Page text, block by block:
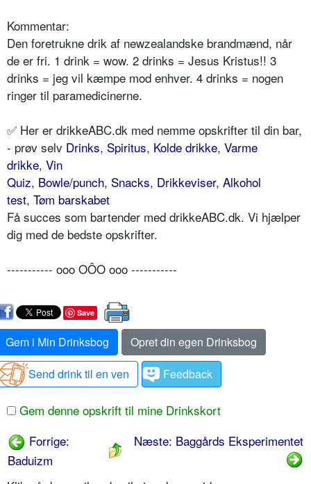
Kommentar:
Den foretrukne drik af newzealandske brandmænd, når
de er fri. 1 drink = wow. 2 drinks = Jesus Kristus!! 3
drinks = jeg vil kæmpe mod enhver. 4 drinks = nogen
ringer til paramedicinerne.
✅ Her er drikkeABC.dk med nemme opskrifter til din bar,
- prøv selv Drinks, Spiritus, Kolde drikke, Varme
drikke, Vin
Quiz, Bowle/punch, Snacks, Drikkeviser, Alkohol
test, Tøm barskabet
Få succes som bartender med drikkeABC.dk. Vi hjælper
dig med de bedste opskrifter.
----------- ooo OÔO ooo -----------
Save
Gem i Min Drinksbog
Opret din egen Drinksbog
Send drink til en ven
Feedback
Gem denne opskrift til mine Drinkskort
Forrige:
Baduizm
Næste: Baggårds Eksperimentet